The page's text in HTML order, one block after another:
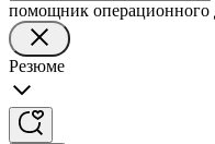
помощник операционного
Резюме